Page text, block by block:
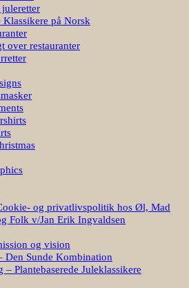
Klassikere på Norsk
over restauranter
og privatlivspolitik hos Øl, Mad
Folk v/Jan Erik Ingvaldsen
og vision
Sunde Kombination
Plantebaserede Juleklassikere